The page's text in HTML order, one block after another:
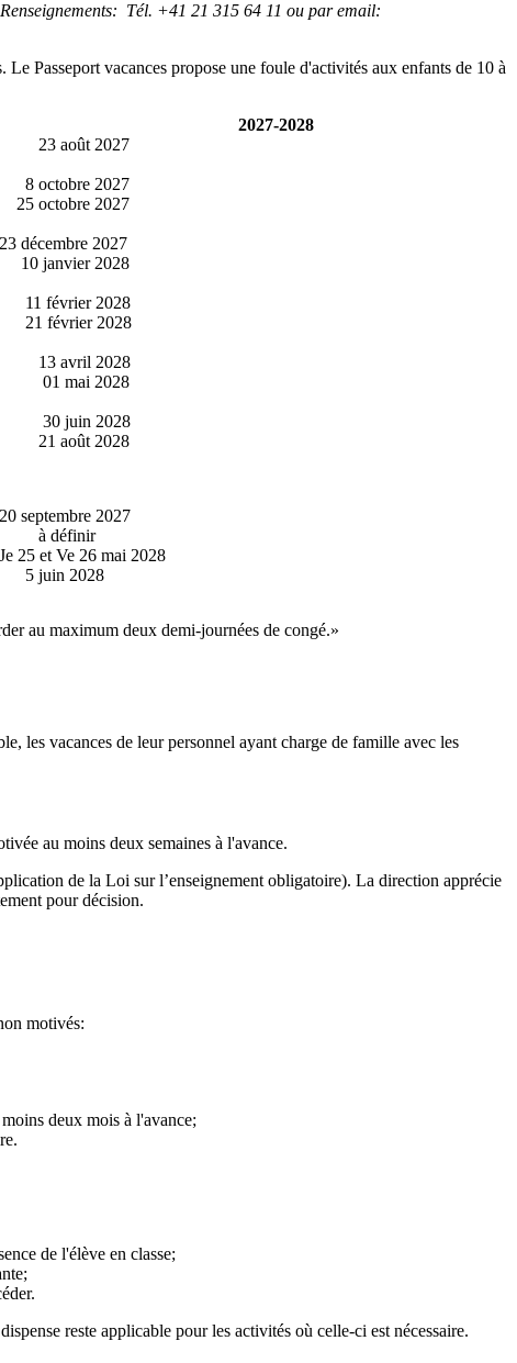
Renseignements: Tél. +41 21 315 64 11 ou par email:
Passeport vacances propose une foule d'activités aux enfants de 10 à
2027-2028
23 août 2027
8 octobre 2027
25 octobre 2027
23 décembre 2027
10 janvier 2028
11 février 2028
21 février 2028
13 avril 2028
01 mai 2028
30 juin 2028
21 août 2028
20 septembre 2027
à définir
Je 25 et Ve 26 mai 2028
5 juin 2028
au maximum deux demi-journées de congé.»
les vacances de leur personnel ayant charge de famille avec les
au moins deux semaines à l'avance.
de la Loi sur l’enseignement obligatoire). La direction apprécie
pour décision.
motivés:
deux mois à l'avance;
de l'élève en classe;
reste applicable pour les activités où celle-ci est nécessaire.